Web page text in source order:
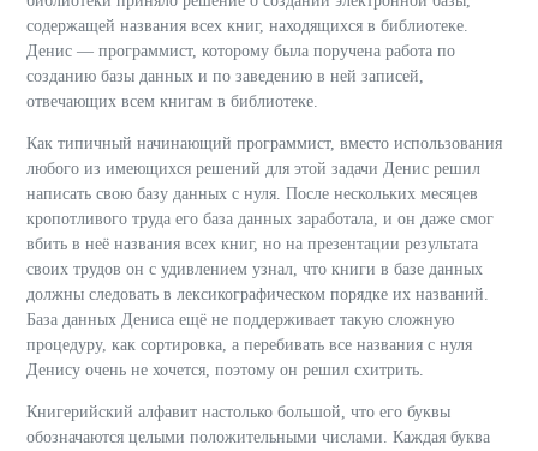
содержащей названия всех книг, находящихся в библиотеке.
Денис — программист, которому была поручена работа по
созданию базы данных и по заведению в ней записей,
отвечающих всем книгам в библиотеке.
Как типичный начинающий программист, вместо использования
любого из имеющихся решений для этой задачи Денис решил
написать свою базу данных с нуля. После нескольких месяцев
кропотливого труда его база данных заработала, и он даже смог
вбить в неё названия всех книг, но на презентации результата
своих трудов он с удивлением узнал, что книги в базе данных
должны следовать в лексикографическом порядке их названий.
База данных Дениса ещё не поддерживает такую сложную
процедуру, как сортировка, а перебивать все названия с нуля
Денису очень не хочется, поэтому он решил схитрить.
Книгерийский алфавит настолько большой, что его буквы
обозначаются целыми положительными числами. Каждая буква